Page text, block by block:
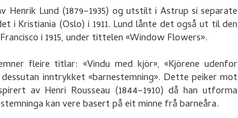
Henrik Lund (1879–1935) og utstilt i Astrup si separate
i Kristiania (Oslo) i 1911. Lund lånte det også ut til den
i 1915, under tittelen «Window Flowers».
fleire titlar: «Vindu med kjör», «Kjörene udenfor
inntrykket «barnestemning». Dette peiker mot
av Henri Rousseau (1844–1910) då han utforma
kan vere basert på eit minne frå barneåra.